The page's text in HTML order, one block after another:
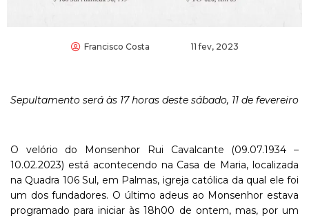
Francisco Costa 11 fev, 2023
Sepultamento será às 17 horas deste sábado, 11 de fevereiro
O velório do Monsenhor Rui Cavalcante (09.07.1934 –
10.02.2023) está acontecendo na Casa de Maria, localizada
na Quadra 106 Sul, em Palmas, igreja católica da qual ele foi
um dos fundadores. O último adeus ao Monsenhor estava
programado para iniciar às 18h00 de ontem, mas, por um